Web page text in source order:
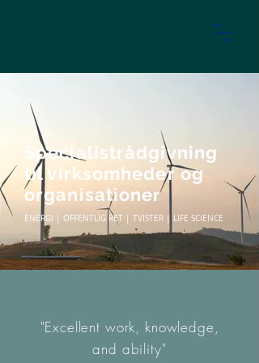
Specialistrådgivning
til virksomheder og
organisationer
ENERGI | OFFENTLIG RET | TVISTER | LIFE SCIENCE
"Excellent work, knowledge,
and ability"